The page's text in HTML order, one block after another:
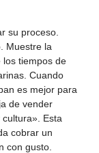
su proceso.
Muestre la
los tiempos de
Cuando
es mejor para
de vender
Esta
cobrar un
con gusto.